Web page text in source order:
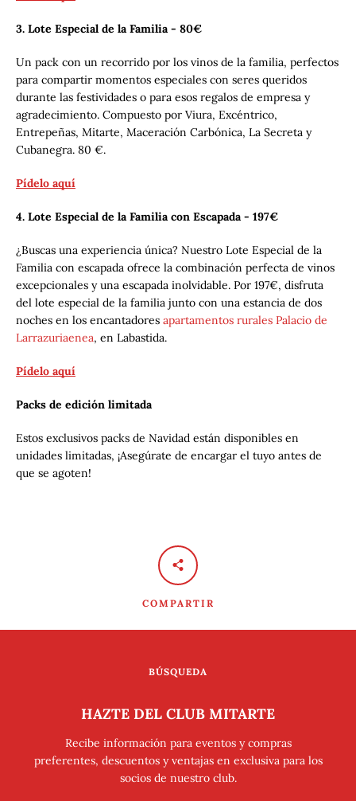
3. Lote Especial de la Familia - 80€
Un pack con un recorrido por los vinos de la familia, perfectos
para compartir momentos especiales con seres queridos
durante las festividades o para esos regalos de empresa y
agradecimiento. Compuesto por Viura, Excéntrico,
Entrepeñas, Mitarte, Maceración Carbónica, La Secreta y
Cubanegra. 80 €.
Pídelo aquí
4. Lote Especial de la Familia con Escapada - 197€
¿Buscas una experiencia única? Nuestro Lote Especial de la
Familia con escapada ofrece la combinación perfecta de vinos
excepcionales y una escapada inolvidable. Por 197€, disfruta
del lote especial de la familia junto con una estancia de dos
noches en los encantadores apartamentos rurales Palacio de
Larrazuriaenea, en Labastida.
Pídelo aquí
Packs de edición limitada
Estos exclusivos packs de Navidad están disponibles en
unidades limitadas, ¡Asegúrate de encargar el tuyo antes de
que se agoten!
COMPARTIR
BÚSQUEDA
HAZTE DEL CLUB MITARTE
Recibe información para eventos y compras
preferentes, descuentos y ventajas en exclusiva para los
socios de nuestro club.